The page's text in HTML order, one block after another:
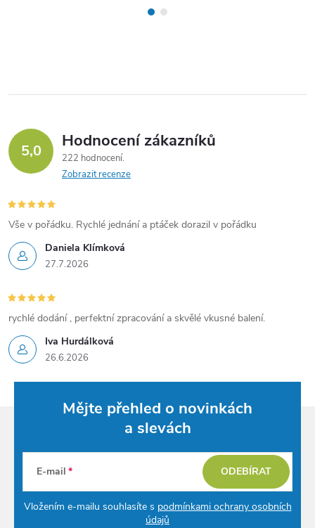
5,0 Hodnocení zákazníků
222 hodnocení
Zobrazit recenze
Daniela Klímková
27.7.2026
Vše v pořádku. Rychlé jednání a ptáček dorazil v pořádku
Iva Hurdálková
26.6.2026
rychlé dodání , perfektní zpracování a skvělé vkusné balení.
Mějte přehled o novinkách
a slevách
E-mail
Vložením e-mailu souhlasíte s podmínkami ochrany osobních
údajů
ODEBÍRAT